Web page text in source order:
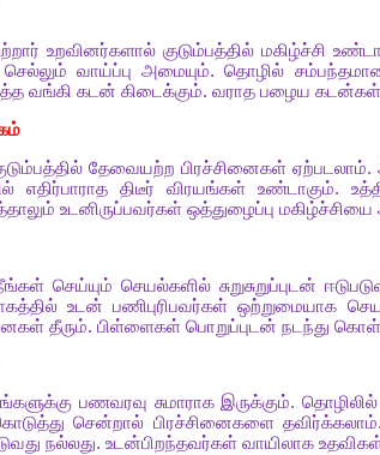
உறவினர்களால் குடும்பத்தில் மகிழ்ச்சி
செல்லும் வாய்ப்பு அமையும்.தொழில்
வங்கி கடன் கிடைக்கும். வராத பழைய கடன்கள்
தேவையற்ற பிரச்சினைகள் ஏற்படலாம்.
எதிர்பாராத திடீர் விரயங்கள் உண்டாகும்.
உடனிருப்பவர்கள் ஒத்துழைப்பு மகிழ்ச்சியை
செய்யும் செயல்களில் சுறுசுறுப்புடன்
உடன் பணிபுரிபவர்கள் ஒற்றுமையாக
தீரும். பிள்ளைகள் பொறுப்புடன் நடந்து
பணவரவு சுமாராக இருக்கும். தொழிலில்
சென்றால் பிரச்சினைகளை தவிர்க்கலாம்
நல்லது. உடன்பிறந்தவர்கள் வாயிலாக